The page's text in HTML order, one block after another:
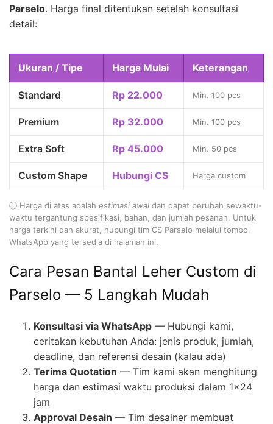
Parselo. Harga final ditentukan setelah konsultasi
detail:
Ukuran / Tipe Harga Mulai Keterangan
Standard Rp 22.000 Min. 100 pcs
Premium Rp 32.000 Min. 100 pcs
Extra Soft Rp 45.000 Min. 50 pcs
Custom Shape Hubungi CS Harga custom
ⓘ Harga di atas adalah estimasi awal dan dapat berubah sewaktu-
waktu tergantung spesifikasi, bahan, dan jumlah pesanan. Untuk
harga terkini dan akurat, hubungi tim CS Parselo melalui tombol
WhatsApp yang tersedia di halaman ini.
Cara Pesan Bantal Leher Custom di
Parselo — 5 Langkah Mudah
Konsultasi via WhatsApp — Hubungi kami,
ceritakan kebutuhan Anda: jenis produk, jumlah,
deadline, dan referensi desain (kalau ada)
Terima Quotation — Tim kami akan menghitung
harga dan estimasi waktu produksi dalam 1×24
jam
Approval Desain — Tim desainer membuat